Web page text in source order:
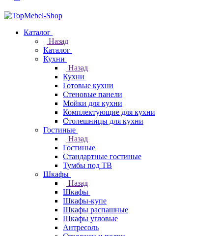
Каталог
Назад
Каталог
Кухни
Назад
Кухни
Готовые кухни
Стеновые панели
Мойки для кухни
Комплектующие для кухни
Столешницы для кухни
Гостиные
Назад
Гостиные
Стандартные гостиные
Тумбы под ТВ
Шкафы
Назад
Шкафы
Шкафы-купе
Шкафы распашные
Шкафы угловые
Антресоль